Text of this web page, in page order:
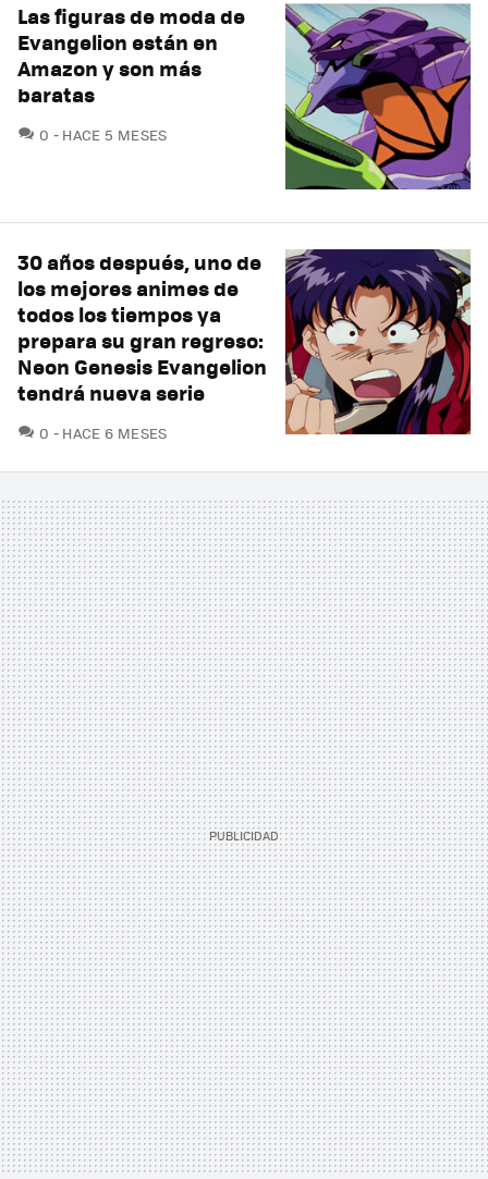
Las figuras de moda de
Evangelion están en
Amazon y son más
baratas
0 COMENTARIOS
HACE 5 MESES
30 años después, uno de
los mejores animes de
todos los tiempos ya
prepara su gran regreso:
Neon Genesis Evangelion
tendrá nueva serie
0 COMENTARIOS
HACE 6 MESES